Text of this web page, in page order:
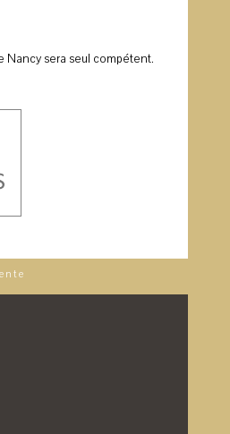
sera seul compétent.